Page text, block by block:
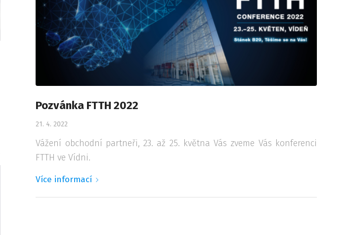
Pozvánka FTTH 2022
21. 4. 2022
Vážení obchodní partneři, 23. až 25. května Vás zveme Vás konferenci
FTTH ve Vídni.
Více informací